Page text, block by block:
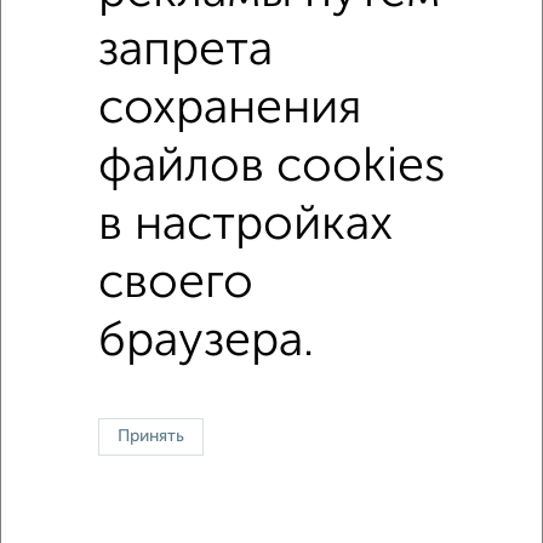
↑ НАВЕРХ К МЕНЮ
Торговое помещение
Помещение свободного назначения
Складское помещение
Контакты
Политика конфиденциальности
Пользовательское соглашение
Красноярск, улица Взлётная 57
Застройщики
запрета
сохранения
файлов cookies
в настройках
своего
браузера.
Принять